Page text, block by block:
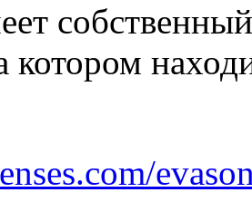
котором